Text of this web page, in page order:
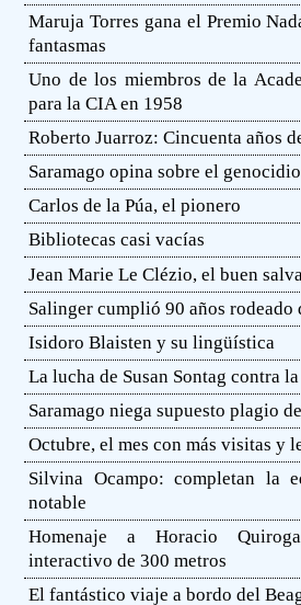
Maruja Torres gana el Premio
fantasmas
Uno de los miembros de la
para la CIA en 1958
Roberto Juarroz: Cincuenta años
Saramago opina sobre el
Carlos de la Púa, el pionero
Bibliotecas casi vacías
Jean Marie Le Clézio, el buen
Salinger cumplió 90 años rodeado
Isidoro Blaisten y su lingüística
La lucha de Susan Sontag contra
Saramago niega supuesto plagio
Octubre, el mes con más visitas y
Silvina Ocampo: completan la
notable
Homenaje a Horacio
interactivo de 300 metros
El fantástico viaje a bordo del